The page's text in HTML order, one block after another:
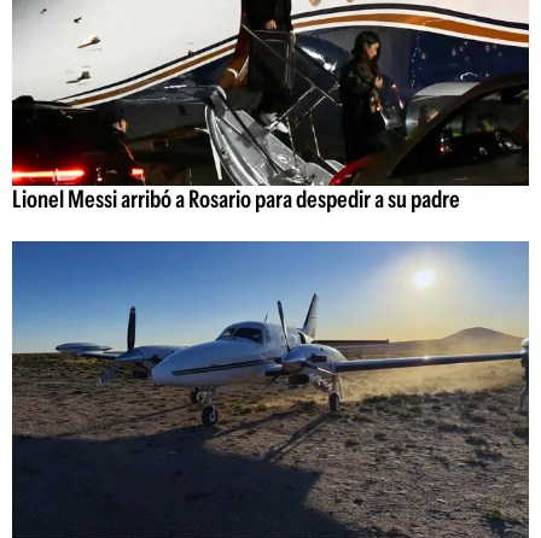
Lionel Messi arribó a Rosario para despedir a su padre